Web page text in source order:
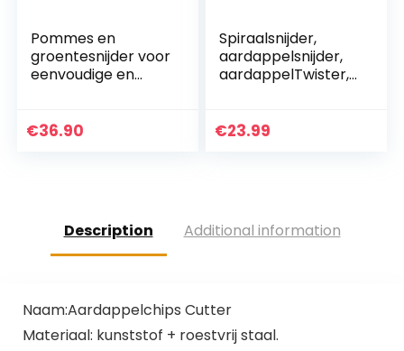
Pommes en
groentesnijder voor
eenvoudige en
groentesticks.
€36.90
Spiraalsnijder,
aardappelsnijder,
aardappelTwister,
roestvrij staal met
€23.99
Description Additional information
Naam:Aardappelchips Cutter
Materiaal: kunststof + roestvrij staal.